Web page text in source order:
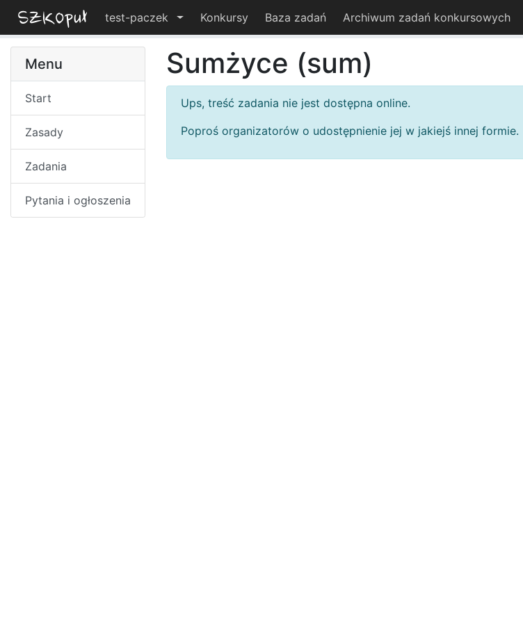
test-paczek Konkursy Baza zadań Archiwum zadań konkursowych
Menu
Start
Zasady
Zadania
Pytania i ogłoszenia
Sumżyce (sum)
Ups, treść zadania nie jest dostępna online.
Poproś organizatorów o udostępnienie jej w jakiejś innej formie.